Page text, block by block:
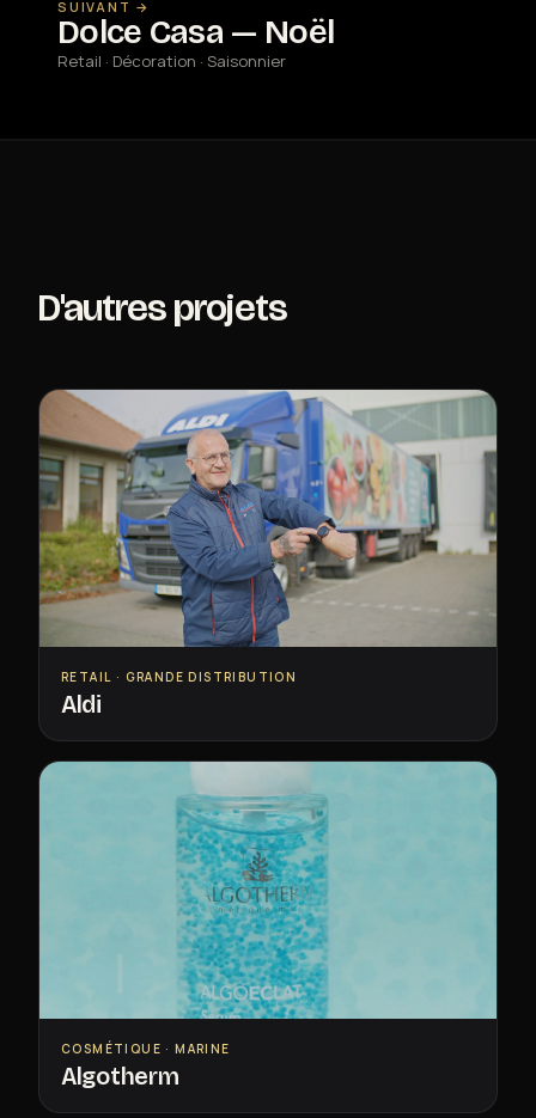
SUIVANT →
Dolce Casa — Noël
Retail · Décoration · Saisonnier
D'autres projets
RETAIL · GRANDE DISTRIBUTION
Aldi
COSMÉTIQUE · MARINE
Algotherm